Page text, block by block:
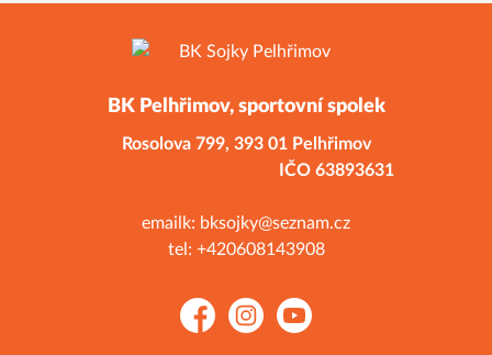
BK Pelhřimov, sportovní spolek
Rosolova 799, 393 01 Pelhřimov
IČO 63893631
emailk: bksojky@seznam.cz
tel: +420608143908
FacebookInstagramYouTube